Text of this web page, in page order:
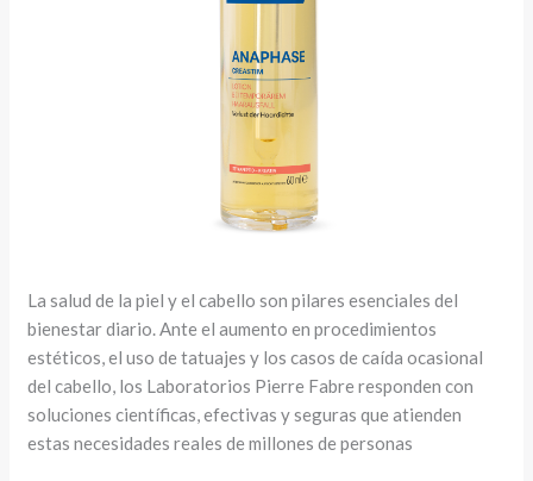
La salud de la piel y el cabello son pilares esenciales del
bienestar diario. Ante el aumento en procedimientos
estéticos, el uso de tatuajes y los casos de caída ocasional
del cabello, los Laboratorios Pierre Fabre responden con
soluciones científicas, efectivas y seguras que atienden
estas necesidades reales de millones de personas